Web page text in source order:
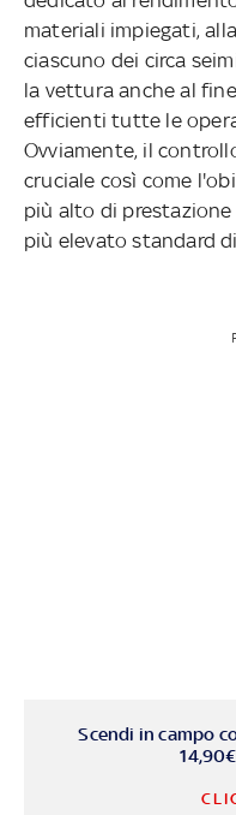
materiali impiegati,
ciascuno dei circa
la vettura anche al
efficienti tutte le
Ovviamente, il
cruciale così come
più alto di
più elevato standard
Scendi in campo